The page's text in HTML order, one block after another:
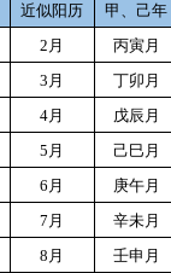
近似阳历
甲、己年
2月
丙寅月
3月
丁卯月
4月
戊辰月
5月
己巳月
6月
庚午月
7月
辛未月
8月
壬申月